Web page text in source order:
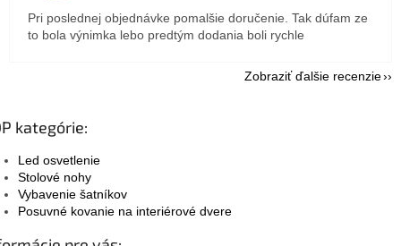
Pri poslednej objednávke pomalšie doručenie. Tak dúfam ze
to bola výnimka lebo predtým dodania boli rychle
Zobraziť ďalšie recenzie
kategórie:
Led osvetlenie
Stolové nohy
Vybavenie šatníkov
Posuvné kovanie na interiérové dvere